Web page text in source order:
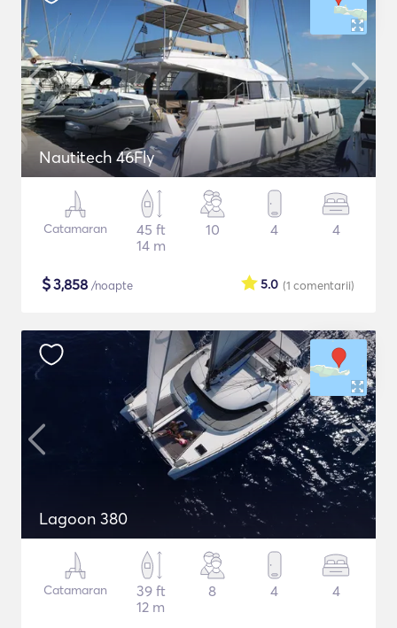
Nautitech 46Fly
Catamaran
45 ft
14 m
10 4 4
$3,858 /noapte (1 comentarii)
5.0
Lagoon 380
Catamaran
39 ft
12 m
8 4 4